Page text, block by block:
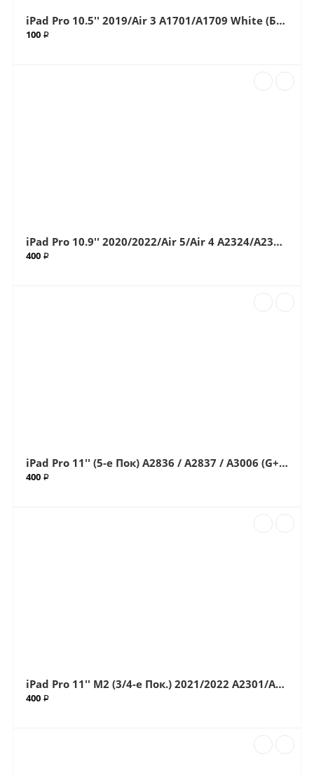
iPad Pro 10.5'' 2019/Air 3 A1701/A1709 White (Белый) стекло (Артик.65)
100 ₽
iPad Pro 10.9'' 2020/2022/Air 5/Air 4 A2324/A2325A2588/A2589/A2591 (G+OCA Pro) стекло с OCA плёнкой (Артик.ГС-61)
400 ₽
iPad Pro 11'' (5-е Пок) A2836 / A2837 / A3006 (G+OCA Pro) стекло с OCA плёнкой (Артик.ГС-64)
400 ₽
iPad Pro 11'' M2 (3/4-е Пок.) 2021/2022 A2301/A2377/A2435/A2459/A2460/A2759/A2761/A2762 (G+OCA Pro) стекло с OCA плёнкой (Артик.ГС-63)
400 ₽